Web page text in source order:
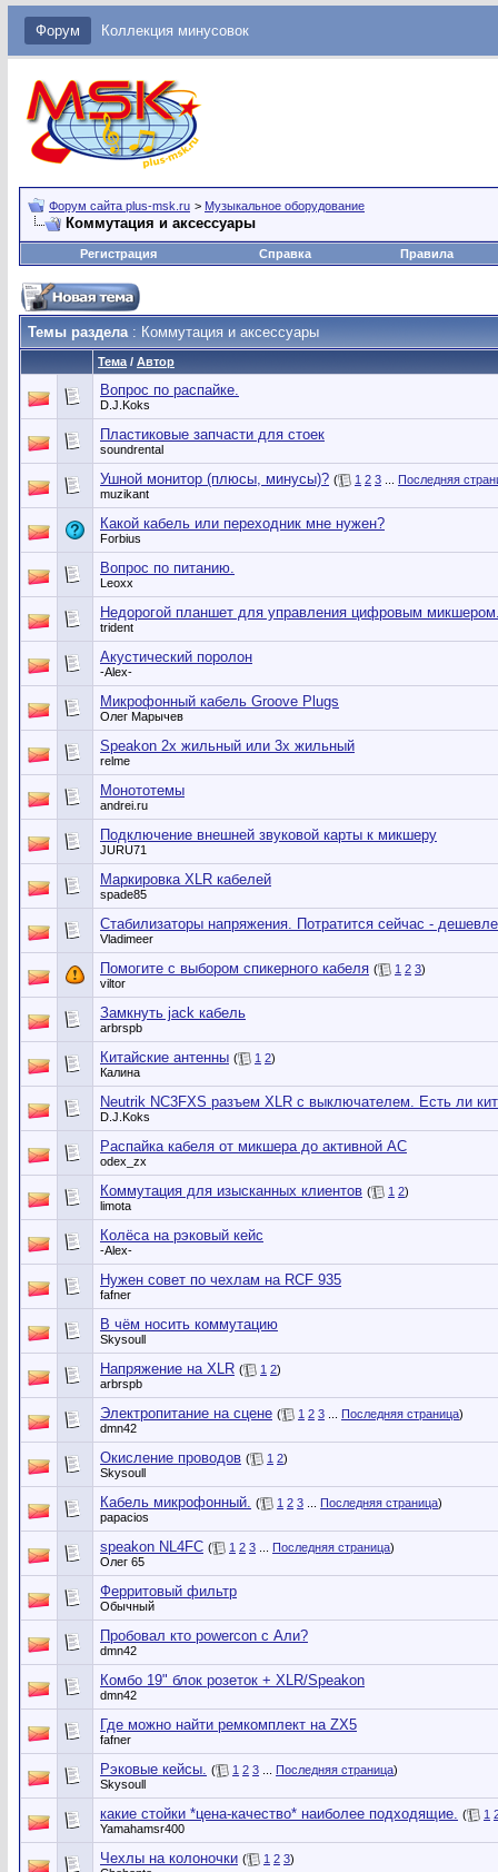
Форум Коллекция минусовок
Форум сайта plus-msk.ru > Музыкальное оборудование
Коммутация и аксессуары
Регистрация Справка Правила
Темы раздела: Коммутация и аксессуары
Тема / Автор
Вопрос по распайке.
D.J.Koks
Пластиковые запчасти для стоек
soundrental
Ушной монитор (плюсы, минусы)? ( 1 2 3
Последняя
muzikant
Какой кабель или переходник мне нужен?
Forbius
Вопрос по питанию.
Leoxx
Недорогой планшет для управления цифровым
trident
Акустический поролон
-Alex-
Микрофонный кабель Groove Plugs
Олег Марычев
Speakon 2х жильный или 3х жильный
relme
Монототемы
andrei.ru
Подключение внешней звуковой карты к микшеру
JURU71
Маркировка XLR кабелей
spade85
Стабилизаторы напряжения. Потратится сейчас -
Vladimeer
Помогите с выбором спикерного кабеля ( 1 2 3)
viltor
Замкнуть jack кабель
arbrspb
Китайские антенны ( 1 2)
Калина
Neutrik NC3FXS разъем XLR с выключателем. Есть ли
D.J.Koks
Распайка кабеля от микшера до активной АС
odex_zx
Коммутация для изысканных клиентов ( 1 2)
limota
Колёса на рэковый кейс
-Alex-
Нужен совет по чехлам на RCF 935
fafner
В чём носить коммутацию
Skysoull
Напряжение на XLR ( 1 2)
arbrspb
Электропитание на сцене ( 1 2 3 Последняя страница)
dmn42
Окисление проводов ( 1 2)
Skysoull
Кабель микрофонный. ( 1 2 3 Последняя страница)
papacios
speakon NL4FC ( 1 2 3 Последняя страница)
Олег 65
Ферритовый фильтр
Обычный
Пробовал кто powercon с Али?
dmn42
Комбо 19" блок розеток + XLR/Speakon
dmn42
Где можно найти ремкомплект на ZX5
fafner
Рэковые кейсы. ( 1 2 3 Последняя страница)
Skysoull
какие стойки *цена-качество* наиболее подходящие. ( 1
Yamahamsr400
Чехлы на колоночки ( 1 2 3)